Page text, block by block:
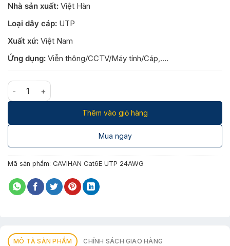
Nhà sản xuất: Việt Hàn
Loại dây cáp: UTP
Xuất xứ: Việt Nam
Ứng dụng: Viễn thông/CCTV/Máy tính/Cáp,….
Caihan Cat.6E UTP 24AWG số lượng
Thêm vào giỏ hàng
Mua ngay
Mã sản phẩm: CAVIHAN Cat6E UTP 24AWG
MÔ TẢ SẢN PHẨM CHÍNH SÁCH GIAO HÀNG